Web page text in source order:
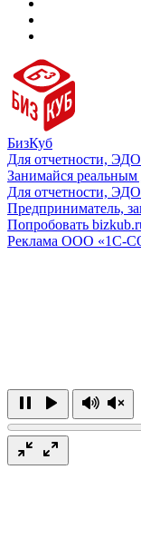
БизКуб
Для отчетности,
Занимайся реальным
Для отчетности,
Предприниматель,
Попробовать
Реклама ООО «1С-